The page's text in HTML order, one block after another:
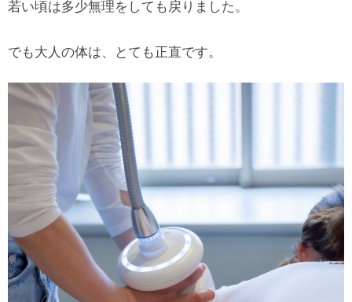
若い頃は多少無理をしても戻りました。
でも大人の体は、とても正直です。